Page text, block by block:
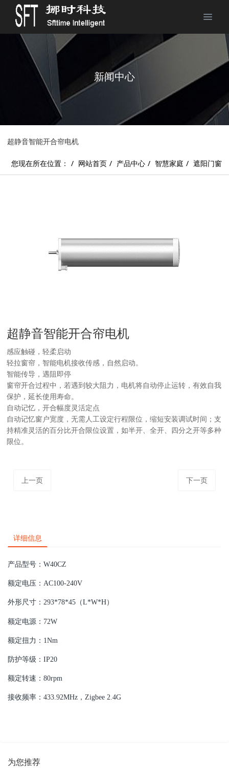
新闻中心
超静音智能开合帘电机
您现在所在位置： 网站首页 产品中心 智慧家庭 遮阳门窗
超静音智能开合帘电机
感应触碰，轻柔启动
轻拉窗帘，智能电机接收传感，自然启动。
智能传导，遇阻即停
窗帘开合过程中，若遇到较大阻力，电机将自动停止运转，有效自我
保护，延长使用寿命。
自动记忆，开合幅度灵活定点
自动记忆窗户宽度，无需人工设定行程限位，缩短安装调试时间；支
持精准灵活的百分比开合限位设置，如半开、全开、四分之开等多种
限位。
上一页 下一页
详细信息
产品型号：W40CZ
额定电压：AC100-240V
外形尺寸：293*78*45（L*W*H）
额定电源：72W
额定扭力：1Nm
防护等级：IP20
额定转速：80rpm
接收频率：433.92MHz，Zigbee 2.4G
为您推荐